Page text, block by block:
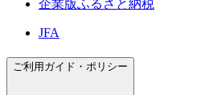
企業版ふるさと納税
JFA
ご利用ガイド・ポリシー